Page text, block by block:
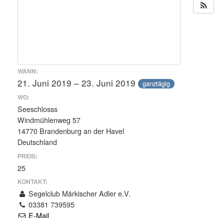
WANN:
21. Juni 2019 – 23. Juni 2019 ganztägig
WO:
Seeschlosss
Windmühlenweg 57
14770 Brandenburg an der Havel
Deutschland
PREIS:
25
KONTAKT:
Segelclub Märkischer Adler e.V.
03381 739595
E-Mail